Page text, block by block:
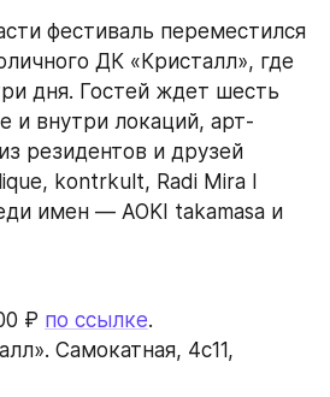
фестиваль переместился
ДК «Кристалл», где
дня. Гостей ждет шесть
и внутри локаций, арт-
резидентов и друзей
kontrkult, Radi Mira I
имен — AOKI takamasa и
₽ по ссылке.
Самокатная, 4с11,